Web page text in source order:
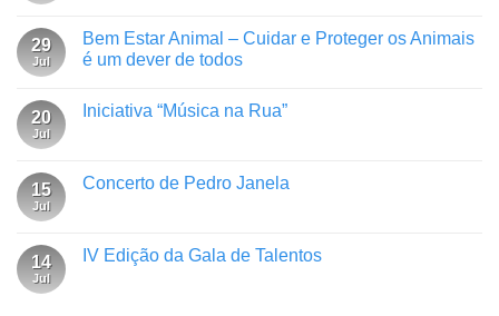
29
Jul
Bem Estar Animal – Cuidar e Proteger os Animais
é um dever de todos
20
Jul
Iniciativa “Música na Rua”
15
Jul
Concerto de Pedro Janela
14
Jul
IV Edição da Gala de Talentos